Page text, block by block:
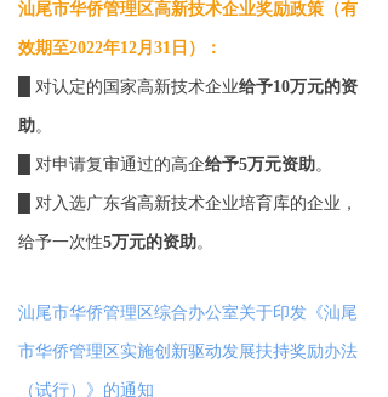
汕尾市华侨管理区高新技术企业奖励政策（有
效期至2022年12月31日）：
█ 对认定的国家高新技术企业给予10万元的资
助。
█ 对申请复审通过的高企给予5万元资助。
█ 对入选广东省高新技术企业培育库的企业，
给予一次性5万元的资助。
汕尾市华侨管理区综合办公室关于印发《汕尾
市华侨管理区实施创新驱动发展扶持奖励办法
（试行）》的通知